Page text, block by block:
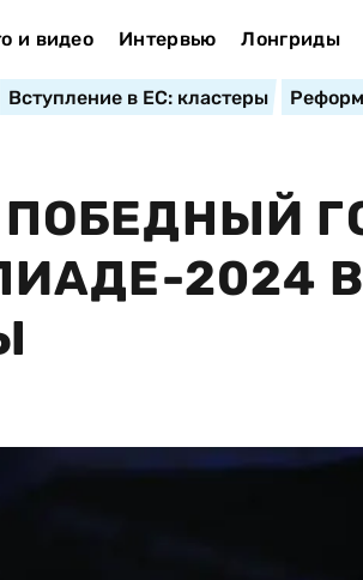
и видео Интервью Лонгриды
Вступление в ЕС: кластеры
2024